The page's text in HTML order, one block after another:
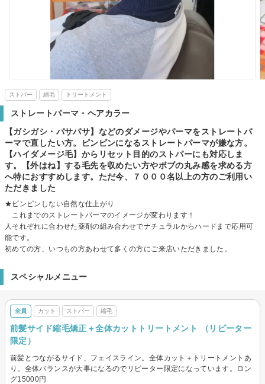
ストパー 縮毛 トリートメント
ストレートパーマ・ヘアカラー
【ガシガシ・パサパサ】などのダメージやパーマをストレートパ
ーマで直したい方。ピンピンになるストレートパーマが嫌な方。
【ハイダメージ毛】からリセット目的のストパーにも対応しま
す。【外はね】する毛先を収めたい方やボブの丸み感を求める方
へ特におすすめします。ただ今、７０００名以上の方のご利用い
ただきました
★ピンピンしない自然な仕上がり
これまでのストレートパーマのイメージが変わります！
人それぞれに合わせた薬剤の組み合わせでナチュラルからハードまで応用可
能です。
初めての方、いつもの方あわせて多くの方にご来店いただきました。
スペシャルメニュー
全員 カット ストパー 縮毛
前髪サイド縮毛矯正＋全体カットトリートメント （リピーター
限定）
前髪とつながるサイド、フェイスライン。全体カット＋トリートメントあ
り。全体バランスが大事になるのでリピーター限定になっています。ロン
グ15000円